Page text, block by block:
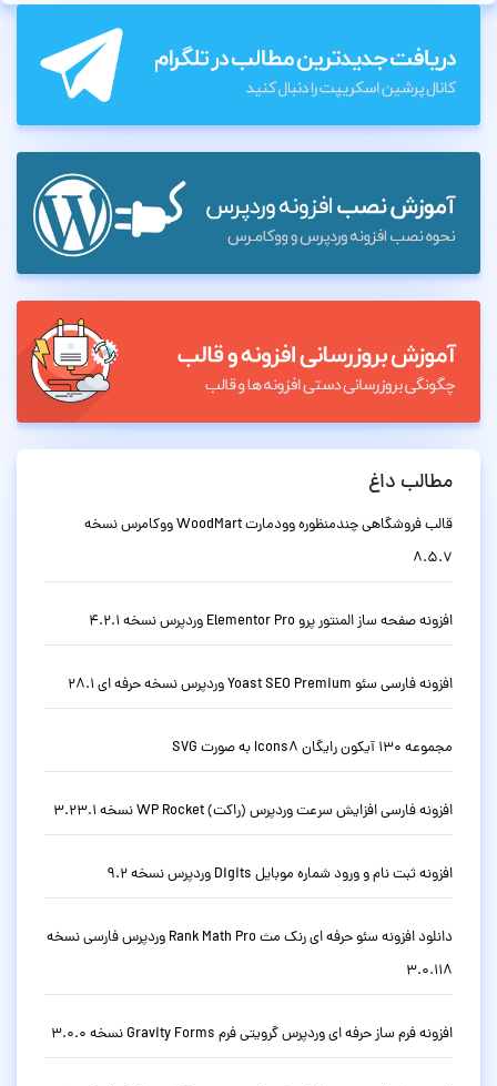
مطالب داغ
قالب فروشگاهی چندمنظوره وودمارت WoodMart ووکامرس نسخه
8.5.7
افزونه صفحه ساز المنتور پرو Elementor Pro وردپرس نسخه 4.2.1
افزونه فارسی سئو Yoast SEO Premium وردپرس نسخه حرفه ای 28.1
مجموعه 130 آیکون رایگان Icons8 به صورت SVG
افزونه فارسی افزایش سرعت وردپرس (راکت) WP Rocket نسخه 3.23.1
افزونه ثبت نام و ورود شماره موبایل Digits وردپرس نسخه 9.2
دانلود افزونه سئو حرفه ای رنک مث Rank Math Pro وردپرس فارسی نسخه
3.0.118
افزونه فرم ساز حرفه ای وردپرس گرویتی فرم Gravity Forms نسخه 3.0.0